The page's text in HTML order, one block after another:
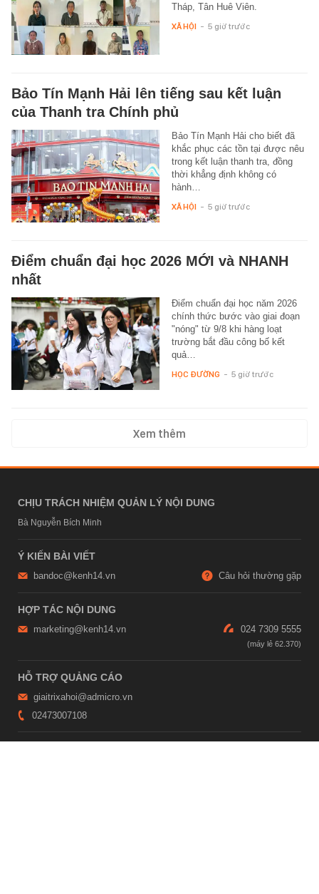
Tháp, Tân Huê Viên.
XÃ HỘI - 5 giờ trước
Bảo Tín Mạnh Hải lên tiếng sau kết luận
của Thanh tra Chính phủ
Bảo Tín Mạnh Hải cho biết đã
khắc phục các tồn tại được nêu
trong kết luận thanh tra, đồng
thời khẳng định không có
hành…
XÃ HỘI - 5 giờ trước
Điểm chuẩn đại học 2026 MỚI và NHANH
nhất
Điểm chuẩn đại học năm 2026
chính thức bước vào giai đoạn
"nóng" từ 9/8 khi hàng loạt
trường bắt đầu công bố kết
quả…
HỌC ĐƯỜNG - 5 giờ trước
Xem thêm
CHỊU TRÁCH NHIỆM QUẢN LÝ NỘI DUNG
Bà Nguyễn Bích Minh
Ý KIẾN BÀI VIẾT
bandoc@kenh14.vn Câu hỏi thường gặp
HỢP TÁC NỘI DUNG
marketing@kenh14.vn 024 7309 5555
HỖ TRỢ QUẢNG CÁO
giaitrixahoi@admicro.vn
02473007108